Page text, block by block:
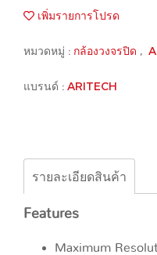
เพิ่มรายการโปรด
หมวดหมู่ : กล้องวงจรปิด ,
แบรนด์ : ARITECH
รายละเอียดสินค้า
Features
Maximum